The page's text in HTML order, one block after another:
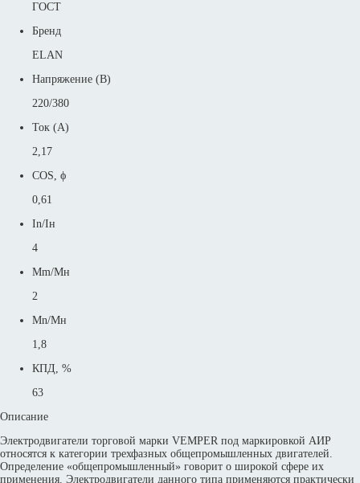
ГОСТ
Бренд
ELAN
Напряжение (В)
220/380
Ток (А)
2,17
COS, ϕ
0,61
In/Iн
4
Mm/Mн
2
Mn/Mн
1,8
КПД, %
63
Описание
Электродвигатели торговой марки VEMPER под маркировкой АИР
относятся к категории трехфазных общепромышленных двигателей.
Определение «общепромышленный» говорит о широкой сфере их
применения. Электродвигатели данного типа применяются практически